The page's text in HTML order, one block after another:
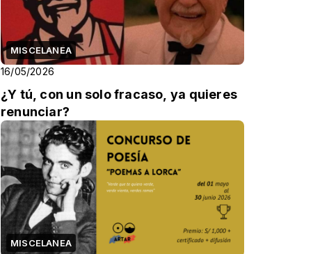
MISCELANEA
16/05/2026
¿Y tú, con un solo fracaso, ya quieres
renunciar?
MISCELANEA